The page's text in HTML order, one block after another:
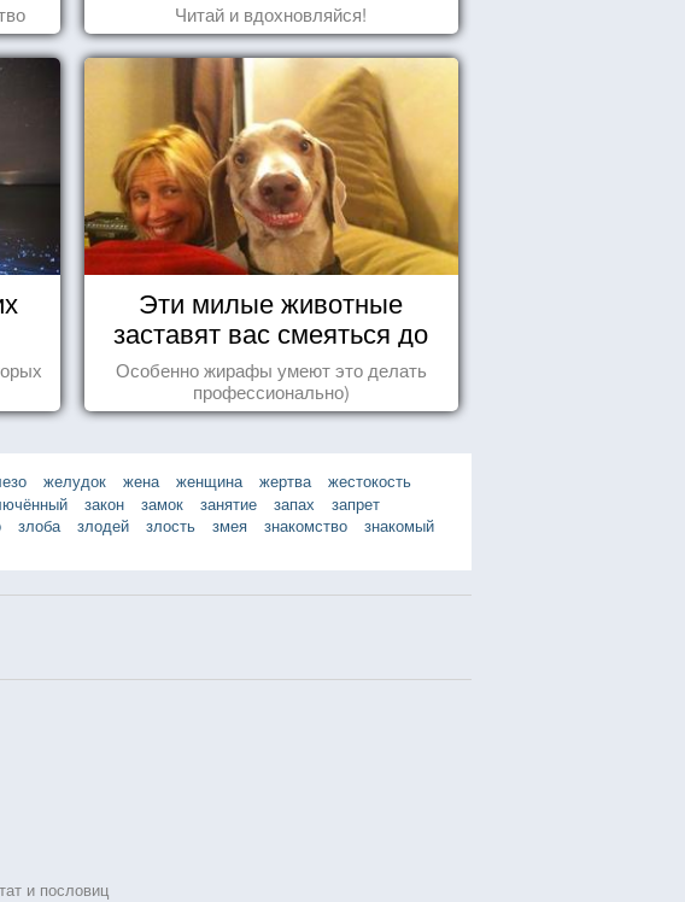
Читай и вдохновляйся!
Эти милые животные
заставят вас смеяться до
упаду!
Особенно жирафы умеют это делать
профессионально)
желудок жена женщина жертва
жестокость
закон замок занятие запах
запрет
злоба злодей злость змея знакомство
знакомый
и пословиц